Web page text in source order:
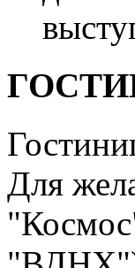
Для